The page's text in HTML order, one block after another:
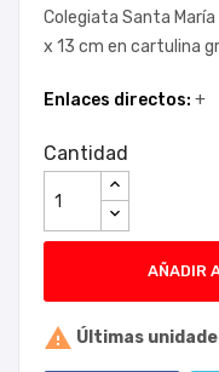
Colegiata Santa
x 13 cm en cartulina
Enlaces directos: +
Cantidad
AÑADIR
 Últimas